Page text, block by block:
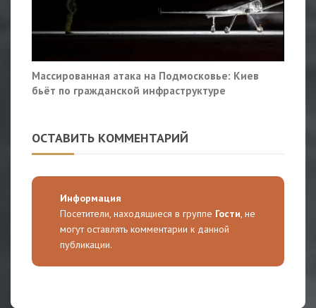
Массированная атака на Подмосковье: Киев
бьёт по гражданской инфраструктуре
ОСТАВИТЬ КОММЕНТАРИЙ
Информация
Посетители, находящиеся в группе Гости, не
могут оставлять комментарии к данной
публикации.